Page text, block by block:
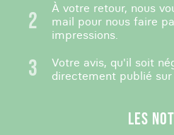
À votre retour, nous
mail pour nous faire
impressions.
Votre avis, qu'il soit
directement publié
LES